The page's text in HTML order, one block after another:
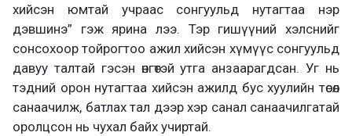
хийсэн юмтай учраас сонгуульд нутагтаа нэр
дэвшинэ” гэж ярина лээ. Тэр гишүүний хэлснийг
сонсохоор тойрогтоо ажил хийсэн хүмүүс сонгуульд
давуу талтай гэсэн өнгөтэй утга анзаарагдсан. Уг нь
тэдний орон нутагтаа хийсэн ажилд бус хуулийн төсөл
санаачилж, батлах тал дээр хэр санал санаачилгатай
оролцсон нь чухал байх учиртай.